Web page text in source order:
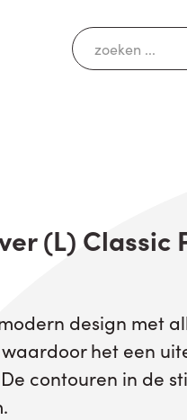
(L) Classic
design met
het een
contouren in de